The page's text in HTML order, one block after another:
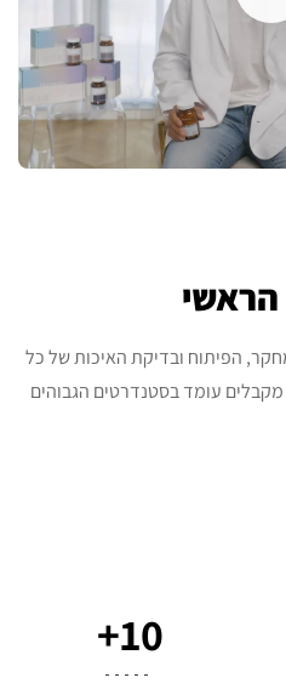
הפיתוח ובדיקת האיכות של כל
עומד בסטנדרטים הגבוהים
10+